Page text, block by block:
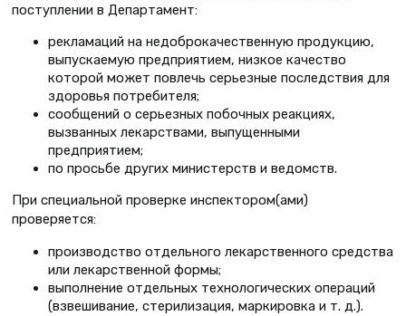
поступлении в Департамент:
рекламаций на недоброкачественную продукцию,
выпускаемую предприятием, низкое качество
которой может повлечь серьезные последствия для
здоровья потребителя;
сообщений о серьезных побочных реакциях,
вызванных лекарствами, выпущенными
предприятием;
по просьбе других министерств и ведомств.
При специальной проверке инспектором(ами)
проверяется:
производство отдельного лекарственного средства
или лекарственной формы;
выполнение отдельных технологических операций
(взвешивание, стерилизация, маркировка и т. д.).